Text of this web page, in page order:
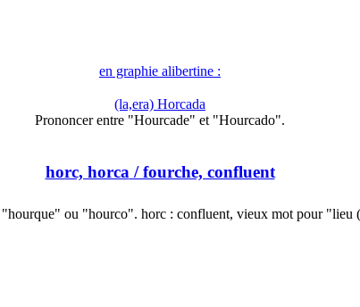
en graphie alibertine :
(la,era) Horcada
Prononcer entre "Hourcade" et "Hourcado".
horc, horca / fourche, confluent
"hourque" ou "hourco". horc : confluent, vieux mot pour